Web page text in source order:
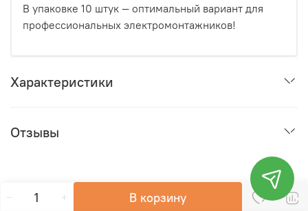
В корзину
В упаковке 10 штук — оптимальный вариант для
профессиональных электромонтажников!
Характеристики
Отзывы